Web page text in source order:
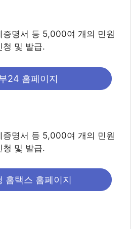
증명서 등 5,000여 개의 민원
청 및 발급.
24 홈페이지
증명서 등 5,000여 개의 민원
청 및 발급.
홈택스 홈페이지